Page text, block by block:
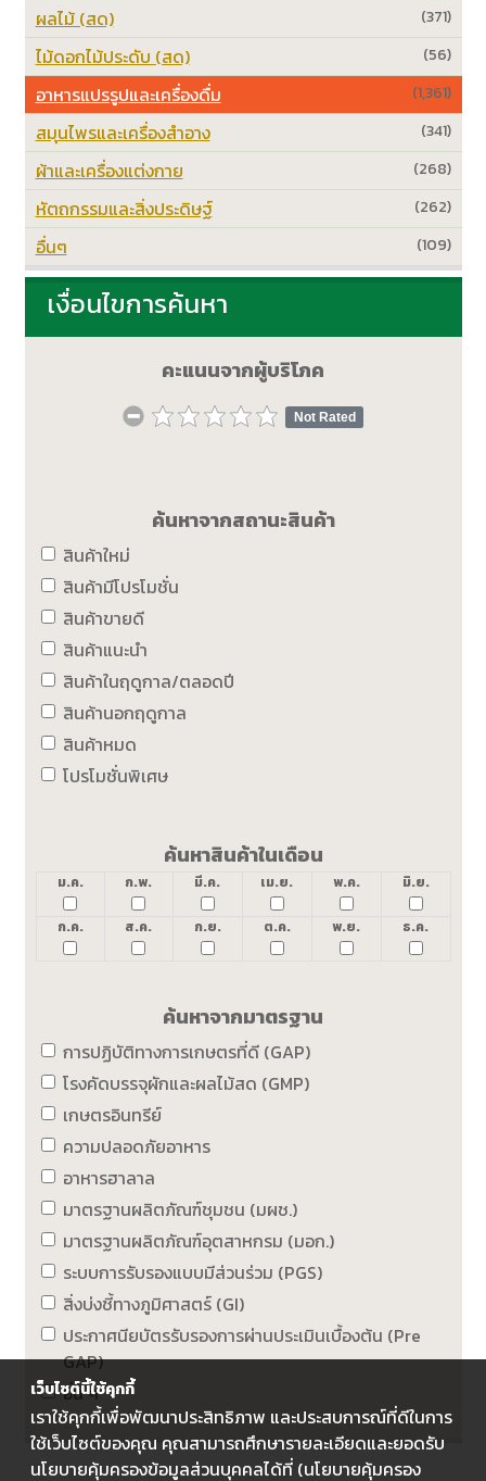
(371)
ผลไม้ (สด)
(56)
ไม้ดอกไม้ประดับ (สด)
(1,361)
อาหารแปรรูปและเครื่องดื่ม
(341)
สมุนไพรและเครื่องสำอาง
(268)
ผ้าและเครื่องแต่งกาย
(262)
หัตถกรรมและสิ่งประดิษฐ์
(109)
อื่นๆ
เงื่อนไขการค้นหา
คะแนนจากผู้บริโภค
Not Rated
ค้นหาจากสถานะสินค้า
สินค้าใหม่
สินค้ามีโปรโมชั่น
สินค้าขายดี
สินค้าแนะนำ
สินค้าในฤดูกาล/ตลอดปี
สินค้านอกฤดูกาล
สินค้าหมด
โปรโมชั่นพิเศษ
ค้นหาสินค้าในเดือน
ม.ค. ก.พ. มี.ค. เม.ย. พ.ค. มิ.ย.
ก.ค. ส.ค. ก.ย. ต.ค. พ.ย. ธ.ค.
ค้นหาจากมาตรฐาน
การปฏิบัติทางการเกษตรที่ดี (GAP)
โรงคัดบรรจุผักและผลไม้สด (GMP)
เกษตรอินทรีย์
ความปลอดภัยอาหาร
อาหารฮาลาล
มาตรฐานผลิตภัณฑ์ชุมชน (มผช.)
มาตรฐานผลิตภัณฑ์อุตสาหกรม (มอก.)
ระบบการรับรองแบบมีส่วนร่วม (PGS)
สิ่งบ่งชี้ทางภูมิศาสตร์ (GI)
ประกาศนียบัตรรับรองการผ่านประเมินเบื้องต้น (Pre
GAP)
อื่น ๆ
เว็บไซต์นี้ใช้คุกกี้
เราใช้คุกกี้เพื่อพัฒนาประสิทธิภาพ และประสบการณ์ที่ดีในการ
ใช้เว็บไซต์ของคุณ คุณสามารถศึกษารายละเอียดและยอดรับ
นโยบายคุ้มครองข้อมูลส่วนบุคคลได้ที่ (นโยบายคุ้มครอง